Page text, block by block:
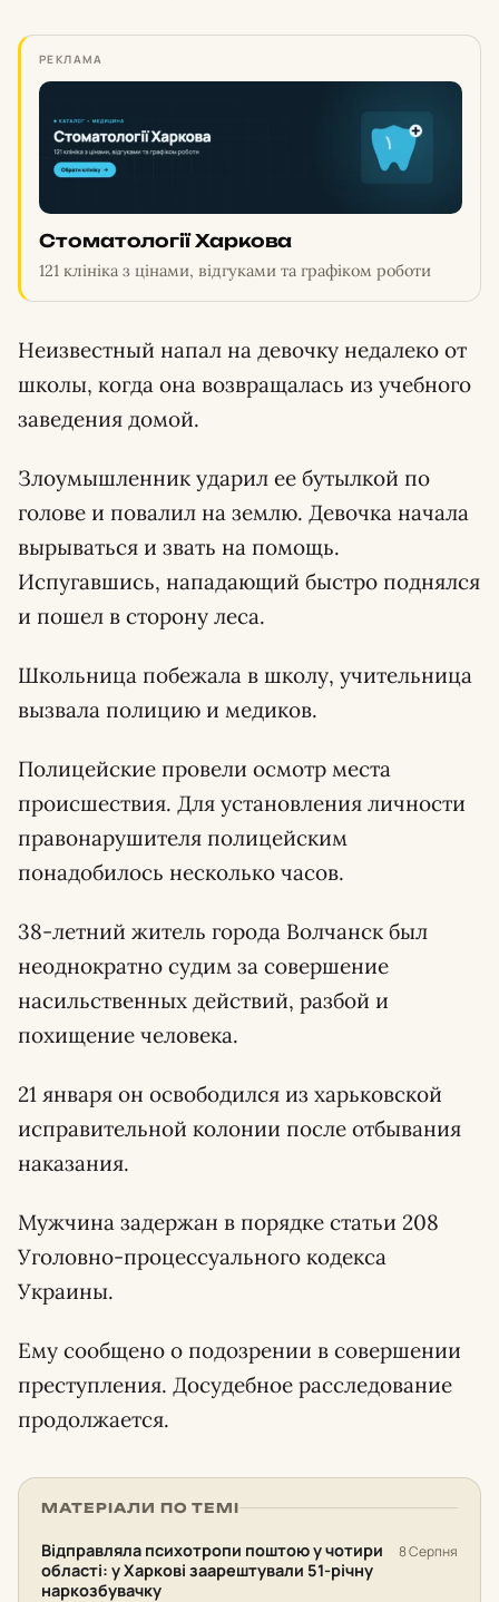
РЕКЛАМА
Стоматології Харкова
121 клініка з цінами, відгуками та графіком роботи
Неизвестный напал на девочку недалеко от
школы, когда она возвращалась из учебного
заведения домой.
Злоумышленник ударил ее бутылкой по
голове и повалил на землю. Девочка начала
вырываться и звать на помощь.
Испугавшись, нападающий быстро поднялся
и пошел в сторону леса.
Школьница побежала в школу, учительница
вызвала полицию и медиков.
Полицейские провели осмотр места
происшествия. Для установления личности
правонарушителя полицейским
понадобилось несколько часов.
38-летний житель города Волчанск был
неоднократно судим за совершение
насильственных действий, разбой и
похищение человека.
21 января он освободился из харьковской
исправительной колонии после отбывания
наказания.
Мужчина задержан в порядке статьи 208
Уголовно-процессуального кодекса
Украины.
Ему сообщено о подозрении в совершении
преступления. Досудебное расследование
продолжается.
МАТЕРІАЛИ ПО ТЕМІ
Відправляла психотропи поштою у чотири
області: у Харкові заарештували 51-річну
наркозбувачку
8 Серпня